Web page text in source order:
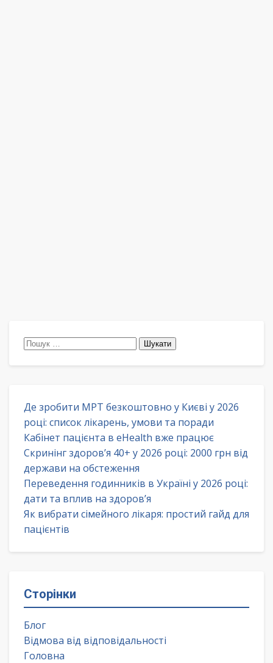
Пошук:
Де зробити МРТ безкоштовно у Києві у 2026
році: список лікарень, умови та поради
Кабінет пацієнта в eHealth вже працює
Скринінг здоров’я 40+ у 2026 році: 2000 грн від
держави на обстеження
Переведення годинників в Україні у 2026 році:
дати та вплив на здоров’я
Як вибрати сімейного лікаря: простий гайд для
пацієнтів
Сторінки
Блог
Відмова від відповідальності
Головна